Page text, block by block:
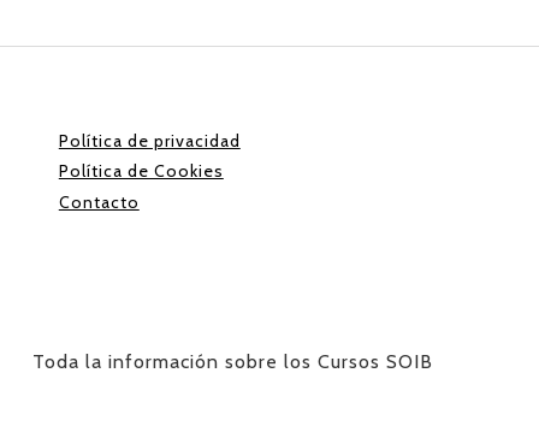
Política de privacidad
Política de Cookies
Contacto
Toda la información sobre los Cursos SOIB